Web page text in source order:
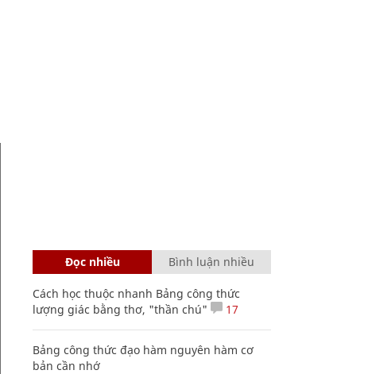
Đọc nhiều Bình luận nhiều
Cách học thuộc nhanh Bảng công thức
lượng giác bằng thơ, "thần chú"
17
Bảng công thức đạo hàm nguyên hàm cơ
bản cần nhớ